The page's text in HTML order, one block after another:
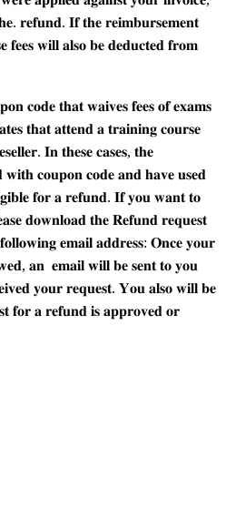
𝐫𝐞𝐟𝐮𝐧𝐝. 𝐈𝐟 𝐭𝐡𝐞 𝐫𝐞𝐢𝐦𝐛𝐮𝐫𝐬𝐞𝐦𝐞𝐧𝐭
𝐟𝐞𝐞𝐬 𝐰𝐢𝐥𝐥 𝐚𝐥𝐬𝐨 𝐛𝐞 𝐝𝐞𝐝𝐮𝐜𝐭𝐞𝐝 𝐟𝐫𝐨𝐦
𝐜𝐨𝐝𝐞 𝐭𝐡𝐚𝐭 𝐰𝐚𝐢𝐯𝐞𝐬 𝐟𝐞𝐞𝐬 𝐨𝐟 𝐞𝐱𝐚𝐦𝐬
𝐭𝐡𝐚𝐭 𝐚𝐭𝐭𝐞𝐧𝐝 𝐚 𝐭𝐫𝐚𝐢𝐧𝐢𝐧𝐠 𝐜𝐨𝐮𝐫𝐬𝐞
𝐈𝐧 𝐭𝐡𝐞𝐬𝐞 𝐜𝐚𝐬𝐞𝐬, 𝐭𝐡𝐞
𝐰𝐢𝐭𝐡 𝐜𝐨𝐮𝐩𝐨𝐧 𝐜𝐨𝐝𝐞 𝐚𝐧𝐝 𝐡𝐚𝐯𝐞 𝐮𝐬𝐞𝐝
𝐟𝐨𝐫 𝐚 𝐫𝐞𝐟𝐮𝐧𝐝. 𝐈𝐟 𝐲𝐨𝐮 𝐰𝐚𝐧𝐭 𝐭𝐨
𝐝𝐨𝐰𝐧𝐥𝐨𝐚𝐝 𝐭𝐡𝐞 𝐑𝐞𝐟𝐮𝐧𝐝 𝐫𝐞𝐪𝐮𝐞𝐬𝐭
𝐞𝐦𝐚𝐢𝐥 𝐚𝐝𝐝𝐫𝐞𝐬𝐬: 𝐎𝐧𝐜𝐞 𝐲𝐨𝐮𝐫
𝐚𝐧 𝐞𝐦𝐚𝐢𝐥 𝐰𝐢𝐥𝐥 𝐛𝐞 𝐬𝐞𝐧𝐭 𝐭𝐨 𝐲𝐨𝐮
𝐲𝐨𝐮𝐫 𝐫𝐞𝐪𝐮𝐞𝐬𝐭. 𝐘𝐨𝐮 𝐚𝐥𝐬𝐨 𝐰𝐢𝐥𝐥 𝐛𝐞
𝐟𝐨𝐫 𝐚 𝐫𝐞𝐟𝐮𝐧𝐝 𝐢𝐬 𝐚𝐩𝐩𝐫𝐨𝐯𝐞𝐝 𝐨𝐫